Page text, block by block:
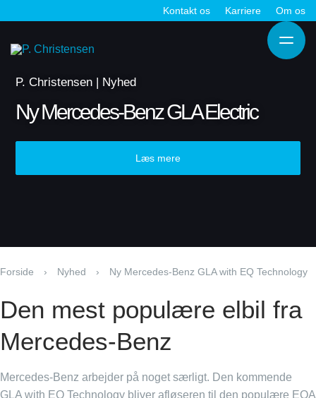
indholdet
Kontakt os Karriere Om os
P. Christensen | Nyhed
Ny Mercedes-Benz GLA Electric
Læs mere
Forside › Nyhed › Ny Mercedes-Benz GLA with EQ Technology
Den mest populære elbil fra
Mercedes-Benz
Mercedes-Benz arbejder på noget særligt. Den kommende
GLA with EQ Technology bliver afløseren til den populære EQA